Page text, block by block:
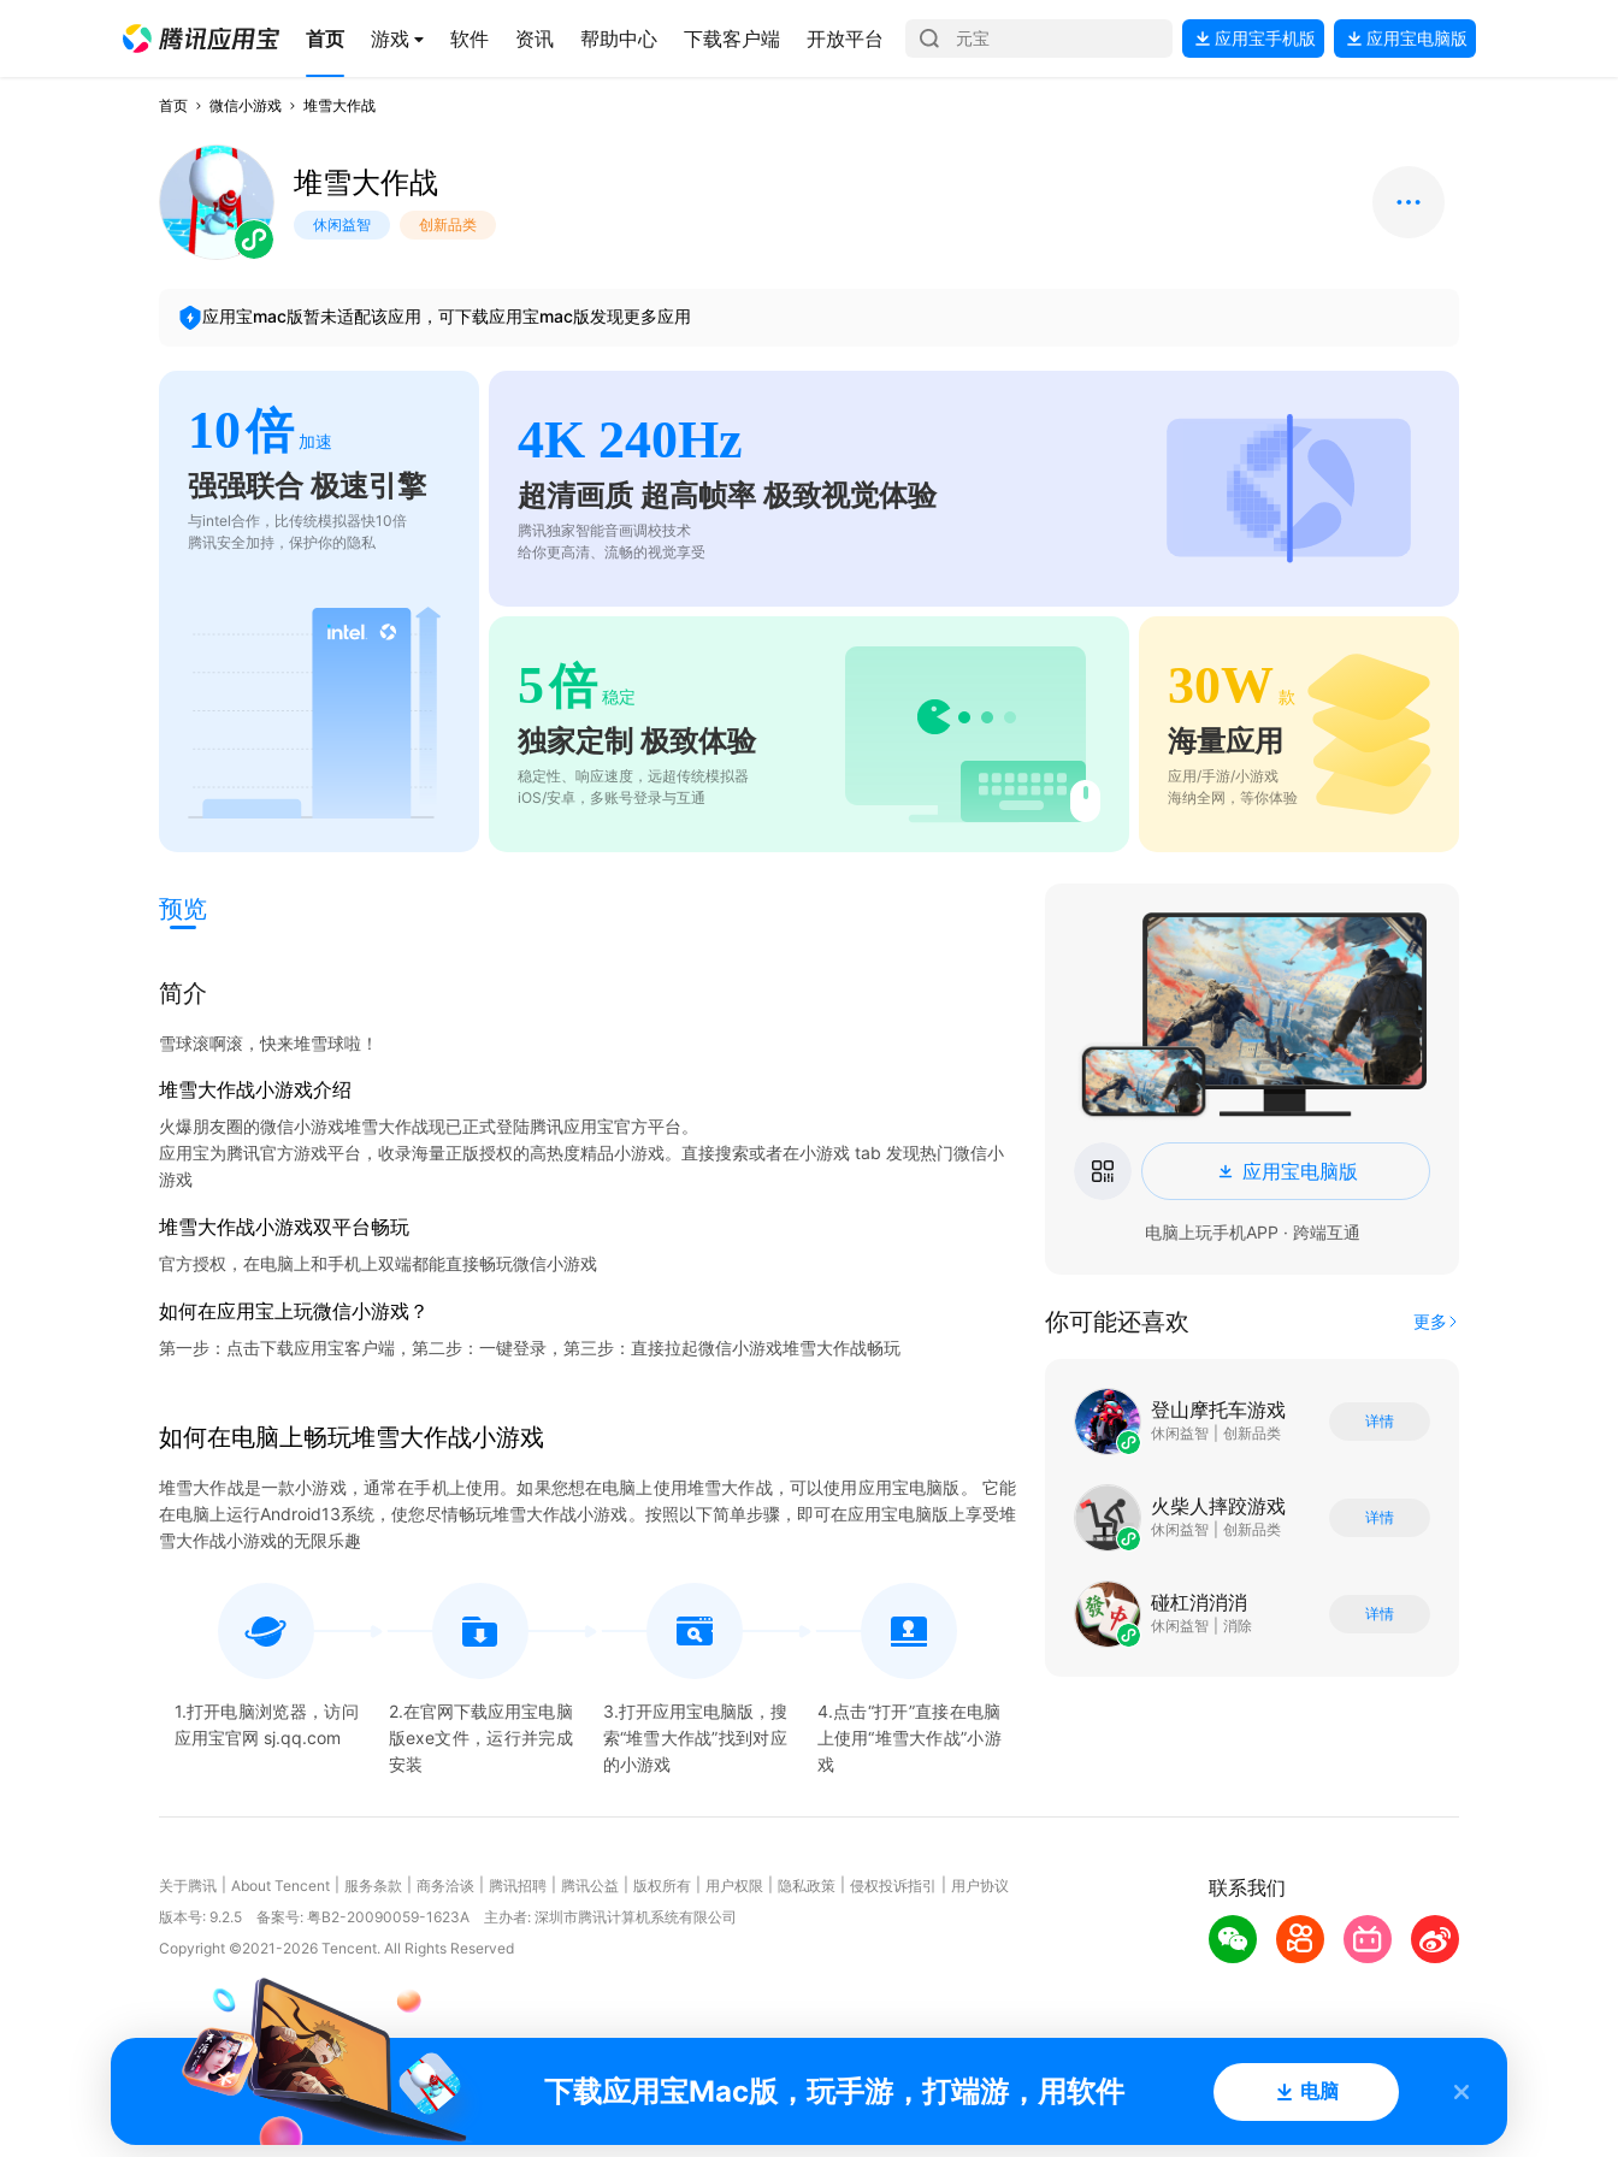
首页 游戏 软件 资讯 帮助中心 下载客户端 开放平台 应用宝手机版 应用宝电脑版
首页 微信小游戏 堆雪大作战
堆雪大作战
休闲益智 创新品类
应用宝mac版暂未适配该应用，可下载应用宝mac版发现更多应用
10倍 加速
强强联合 极速引擎
与intel合作，比传统模拟器快10倍
腾讯安全加持，保护你的隐私
4K 240Hz
超清画质 超高帧率 极致视觉体验
腾讯独家智能音画调校技术
给你更高清、流畅的视觉享受
5倍 稳定
独家定制 极致体验
稳定性、响应速度，远超传统模拟器
iOS/安卓，多账号登录与互通
30W 款
海量应用
应用/手游/小游戏
海纳全网，等你体验
预览
简介
雪球滚啊滚，快来堆雪球啦！
堆雪大作战小游戏介绍
火爆朋友圈的微信小游戏堆雪大作战现已正式登陆腾讯应用宝官方平台。
应用宝为腾讯官方游戏平台，收录海量正版授权的高热度精品小游戏。直接搜索或者在小游戏 tab 发现热门微信小
堆雪大作战小游戏双平台畅玩
官方授权，在电脑上和手机上双端都能直接畅玩微信小游戏
如何在应用宝上玩微信小游戏？
第一步：点击下载应用宝客户端，第二步：一键登录，第三步：直接拉起微信小游戏堆雪大作战畅玩
如何在电脑上畅玩堆雪大作战小游戏
堆雪大作战是一款小游戏，通常在手机上使用。如果您想在电脑上使用堆雪大作战，可以使用应用宝电脑版。 它能
在电脑上运行Android13系统，使您尽情畅玩堆雪大作战小游戏。按照以下简单步骤，即可在应用宝电脑版上享受堆
雪大作战小游戏的无限乐趣
1.打开电脑浏览器，访问
应用宝官网 sj.qq.com
2.在官网下载应用宝电脑
版exe文件，运行并完成
安装
3.打开应用宝电脑版，搜
索“堆雪大作战”找到对应
的小游戏
4.点击“打开”直接在电脑
上使用“堆雪大作战”小游
戏
应用宝电脑版
电脑上玩手机APP · 跨端互通
你可能还喜欢 更多
登山摩托车游戏
休闲益智 创新品类
详情
火柴人摔跤游戏
休闲益智 创新品类
详情
碰杠消消消
休闲益智 消除
详情
联系我们
关于腾讯 About Tencent 服务条款 商务洽谈 腾讯招聘 腾讯公益 版权所有 用户权限 隐私政策 侵权投诉指引
用户协议
版本号: 9.2.5 备案号: 粤B2-20090059-1623A
主办者: 深圳市腾讯计算机系统有限公司
Copyright ©2021-2026 Tencent. All Rights Reserved
下载应用宝Mac版，玩手游，打端游，用软件 电脑